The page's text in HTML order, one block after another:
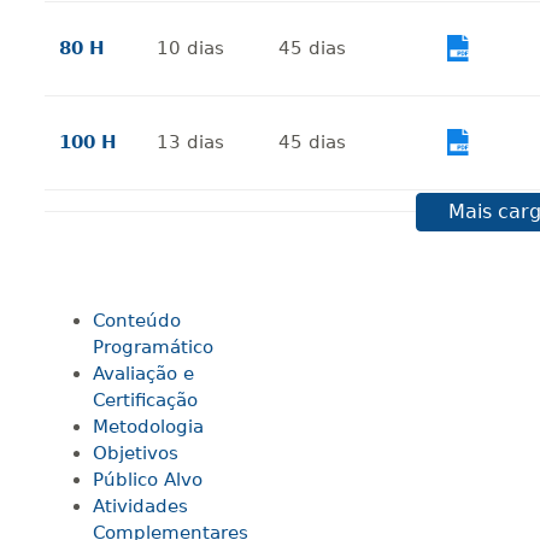
80 H 10 dias 45 dias
100 H 13 dias 45 dias
140 H 18
160 H 20dias
180 H 23dias
Mais
Conteúdo
Programático
Avaliação e
Certificação
Metodologia
Objetivos
Público Alvo
Atividades
Complementares